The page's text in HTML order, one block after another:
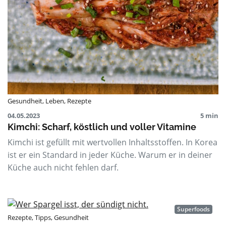
Gesundheit, Leben, Rezepte
04.05.2023
5 min
Kimchi: Scharf, köstlich und voller Vitamine
Kimchi ist gefüllt mit wertvollen Inhaltsstoffen. In Korea
ist er ein Standard in jeder Küche. Warum er in deiner
Küche auch nicht fehlen darf.
Superfoods
Rezepte,Tipps,Gesundheit